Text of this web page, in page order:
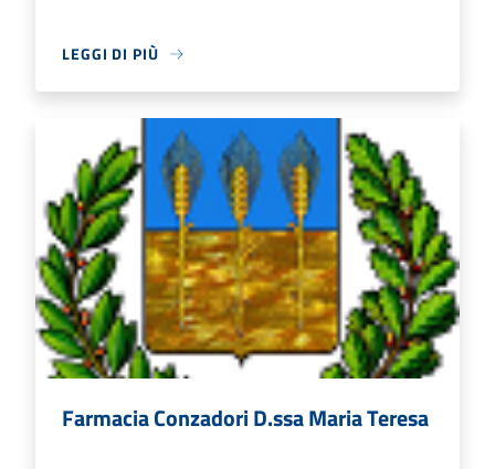
LEGGI DI PIÙ
Farmacia Conzadori D.ssa Maria Teresa